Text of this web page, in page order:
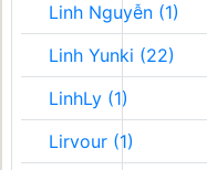
Linh Nguyễn (1)
Linh Yunki (22)
LinhLy (1)
Lirvour (1)